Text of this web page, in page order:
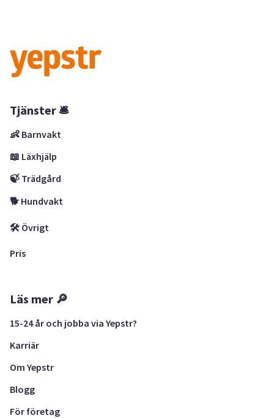
Tjänster 🛎
👶 Barnvakt
📖 Läxhjälp
🍃 Trädgård
🐕 Hundvakt
🛠 Övrigt
Pris
Läs mer 🔎
15-24 år och jobba via Yepstr?
Karriär
Om Yepstr
Blogg
För företag